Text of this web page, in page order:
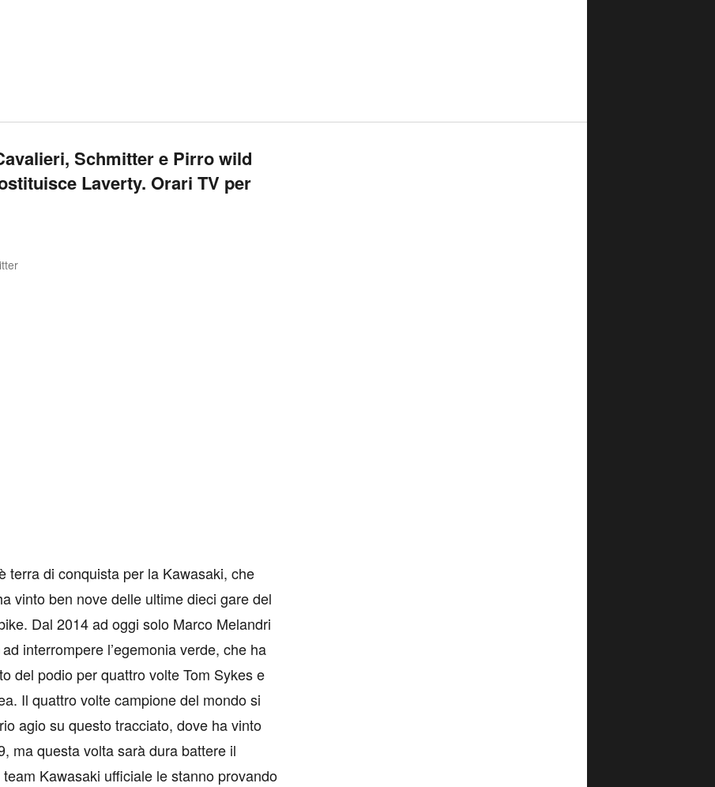
Schmitter e Pirro wild
Laverty. Orari TV per
terra di conquista per la Kawasaki, che
vinto ben nove delle ultime dieci gare del
Dal 2014 ad oggi solo Marco Melandri
interrompere l’egemonia verde, che ha
del podio per quattro volte Tom Sykes e
Il quattro volte campione del mondo si
agio su questo tracciato, dove ha vinto
ma questa volta sarà dura battere il
Kawasaki ufficiale le stanno provando